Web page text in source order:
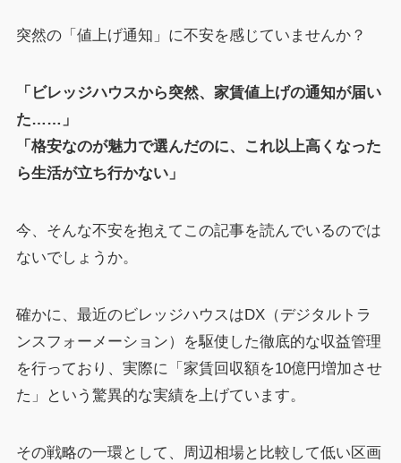
突然の「値上げ通知」に不安を感じていませんか？
「ビレッジハウスから突然、家賃値上げの通知が届い
た……」
「格安なのが魅力で選んだのに、これ以上高くなった
ら生活が立ち行かない」
今、そんな不安を抱えてこの記事を読んでいるのでは
ないでしょうか。
確かに、最近のビレッジハウスはDX（デジタルトラ
ンスフォーメーション）を駆使した徹底的な収益管理
を行っており、実際に「家賃回収額を10億円増加させ
た」という驚異的な実績を上げています。
その戦略の一環として、周辺相場と比較して低い区画